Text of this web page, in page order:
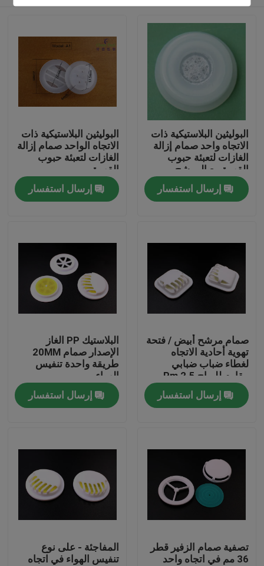
المنتجات
عنّا
جولة في المصنع
مراقبة الجودة
أخبار
اطلب اقتباس
البلاستيك صنبور قبعات
غطاء زجاجة بلاستيكية
البوليثين البلاستيكية ذات
الاتجاه واحد صمام إزالة
الغازات لتعبئة حبوب
القهوة مع المرشح
إرسال استفسار
البوليثين البلاستيكية ذات
الاتجاه الواحد صمام إزالة
الغازات لتعبئة حبوب
القهوة
إرسال استفسار
صمام مرشح أبيض / فتحة
تهوية أحادية الاتجاه
لغطاء ضباب ضبابي
مقاوم للرياح 2.5 Pm
إرسال استفسار
البلاستيك PP الغاز
الإصدار صمام 20MM
طريقة واحدة تنفيس
الهواء
إرسال استفسار
تصفية صمام الزفير قطر
36 مم في اتجاه واحد
المفاجئة - على نوع
تنفيس الهواء في اتجاه